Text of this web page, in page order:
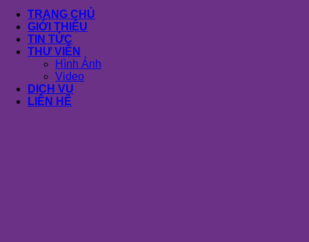
TRANG CHỦ
GIỚI THIỆU
TIN TỨC
THƯ VIỆN
Hình Ảnh
Video
DỊCH VỤ
LIÊN HỆ